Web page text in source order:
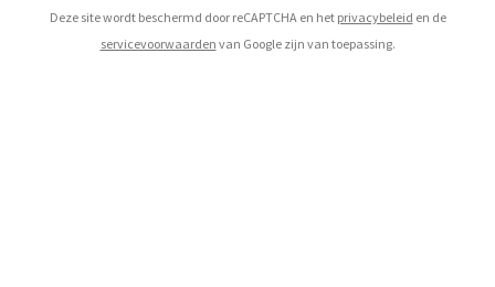
Deze site wordt beschermd door reCAPTCHA en het privacybeleid en de
servicevoorwaarden van Google zijn van toepassing.